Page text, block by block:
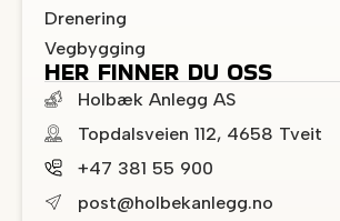
Drenering
Vegbygging
HER FINNER DU OSS
Holbæk Anlegg AS
Topdalsveien 112, 4658 Tveit
+47 381 55 900
post@holbekanlegg.no